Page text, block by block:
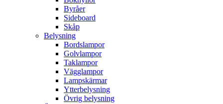
Byråer
Sideboard
Skåp
Belysning
Bordslampor
Golvlampor
Taklampor
Vägglampor
Lampskärmar
Ytterbelysning
Övrig belysning